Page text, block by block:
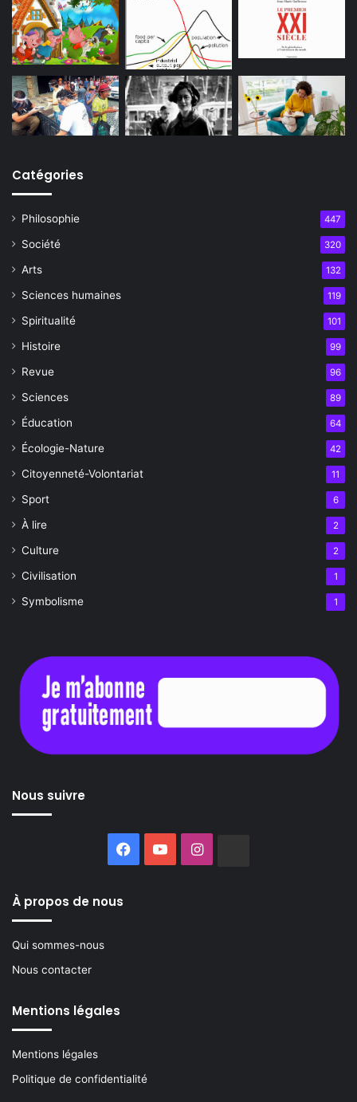
Catégories
Philosophie 447
Société 320
Arts 132
Sciences humaines 119
Spiritualité 101
Histoire 99
Revue 96
Sciences 89
Éducation 64
Écologie-Nature 42
Citoyenneté-Volontariat 11
Sport 6
À lire 2
Culture 2
Civilisation 1
Symbolisme 1
Nous suivre
Facebook
YouTubeInstagram
À propos de nous
Qui sommes-nous
Nous contacter
Mentions légales
Mentions légales
Politique de confidentialité